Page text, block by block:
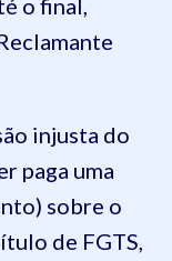
injusta do
paga uma
sobre o
de FGTS,